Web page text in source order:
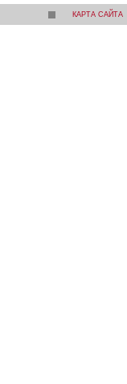
КАРТА САЙТА